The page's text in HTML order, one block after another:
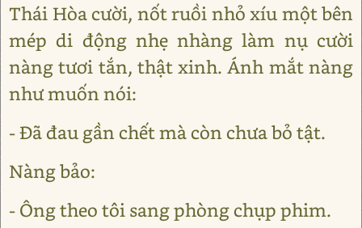
Thái Hòa cười, nốt ruồi nhỏ xíu một bên
mép di động nhẹ nhàng làm nụ cười
nàng tươi tắn, thật xinh. Ánh mắt nàng
như muốn nói:
- Đã đau gần chết mà còn chưa bỏ tật.
Nàng bảo:
- Ông theo tôi sang phòng chụp phim.